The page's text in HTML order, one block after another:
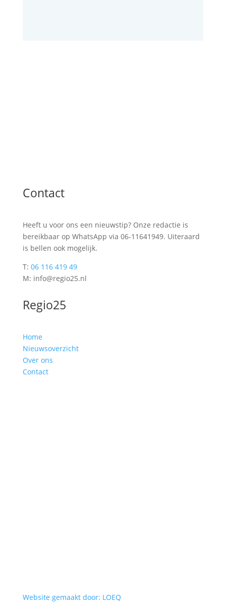
Contact
Heeft u voor ons een nieuwstip? Onze redactie is
bereikbaar op WhatsApp via 06-11641949. Uiteraard
is bellen ook mogelijk.
T: 06 116 419 49
M: info@regio25.nl
Regio25
Home
Nieuwsoverzicht
Over ons
Contact
Website gemaakt door: LOEQ